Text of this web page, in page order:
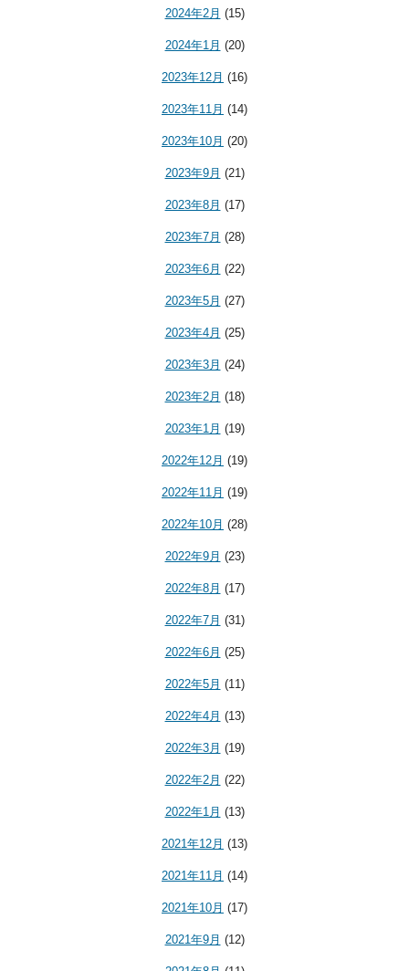
2024年2月 (15)
2024年1月 (20)
2023年12月 (16)
2023年11月 (14)
2023年10月 (20)
2023年9月 (21)
2023年8月 (17)
2023年7月 (28)
2023年6月 (22)
2023年5月 (27)
2023年4月 (25)
2023年3月 (24)
2023年2月 (18)
2023年1月 (19)
2022年12月 (19)
2022年11月 (19)
2022年10月 (28)
2022年9月 (23)
2022年8月 (17)
2022年7月 (31)
2022年6月 (25)
2022年5月 (11)
2022年4月 (13)
2022年3月 (19)
2022年2月 (22)
2022年1月 (13)
2021年12月 (13)
2021年11月 (14)
2021年10月 (17)
2021年9月 (12)